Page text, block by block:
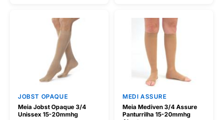
JOBST OPAQUE
Meia Jobst Opaque 3/4
Unissex 15-20mmhg
MEDI ASSURE
Meia Mediven 3/4 Assure
Panturrilha 15-20mmhg